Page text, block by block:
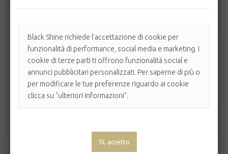
Black Shine richiede l'accettazione di cookie per
funzionalità di performance, social media e marketing. I
cookie di terze parti ti offrono funzionalità social e
annunci pubblicitari personalizzati. Per saperne di più o
per modificare le tue preferenze riguardo ai cookie
clicca su "ulteriori informazioni".